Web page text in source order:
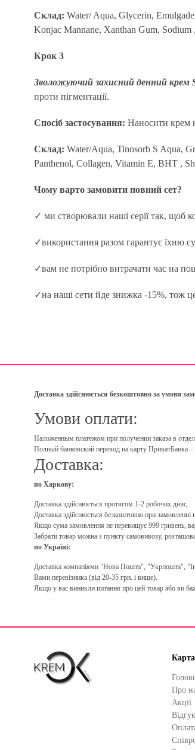
Склад: Water/ Aqua, Glycerin,
Konjac Mannane, Xanthan Gum,
Крок 3
Зволожуючий захисний денний крем
проти пігментації.
Спосіб застосування: Наносити крем
Склад: Water/Aqua, Tinosorb S Aqua,
Panthenol, Collagen, Vitamin E, BHT ,
Чому варто замовити повний сет?
✓ ми створювали наші серії так, щоб
✓використання разом гарантує їхню
✓вам не потрібно витрачати час на
✓на наші сети йде знижка -15%, тож
Доставка здійснюється безкоштовно за умови
Умови оплати:
Наложенным платежом при получении заказа в
Полный банковский перевод на карту ПриватБанка
Доставка:
по Харкову:
Доставка здійснюється протягом 1-2 робочих днів;
Доставка здійснюється безкоштовно при
Якщо сума замовлення не перевищує 999 гривень,
Забрати товар можна з пункту самовивозу,
по Україні:
Доставка компаніями "Нова Пошта", "Укрпошта",
Вами перевізника (від 20-35 грн. і вище).
Якщо у вас виникли питання про цей товар або ви
Про
Акції